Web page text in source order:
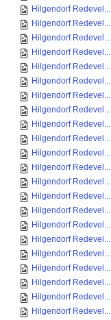
Hilgendorf Redevel...
Hilgendorf Redevel...
Hilgendorf Redevel...
Hilgendorf Redevel...
Hilgendorf Redevel...
Hilgendorf Redevel...
Hilgendorf Redevel...
Hilgendorf Redevel...
Hilgendorf Redevel...
Hilgendorf Redevel...
Hilgendorf Redevel...
Hilgendorf Redevel...
Hilgendorf Redevel...
Hilgendorf Redevel...
Hilgendorf Redevel...
Hilgendorf Redevel...
Hilgendorf Redevel...
Hilgendorf Redevel...
Hilgendorf Redevel...
Hilgendorf Redevel...
Hilgendorf Redevel...
Hilgendorf Redevel...